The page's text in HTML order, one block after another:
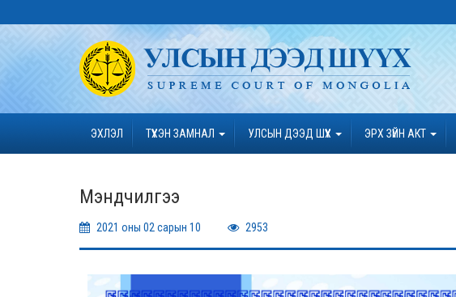
ЭХЛЭЛ ТҮҮХЭН ЗАМНАЛ УЛСЫН ДЭЭД ШҮҮХ ЭРХ ЗҮЙН АКТ
Мэндчилгээ
2021 оны 02 сарын 10 2953